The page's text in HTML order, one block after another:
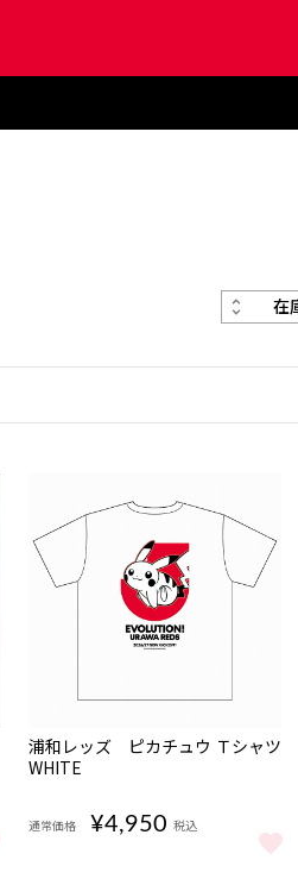
在
NEW
販売期
間
08/07
17:00〜
浦和レッズ ピカチュウ Ｔシャツ
WHITE
通常価格 ¥4,950 税込
浦和レッズ ピカチュウ Ｔシャツ